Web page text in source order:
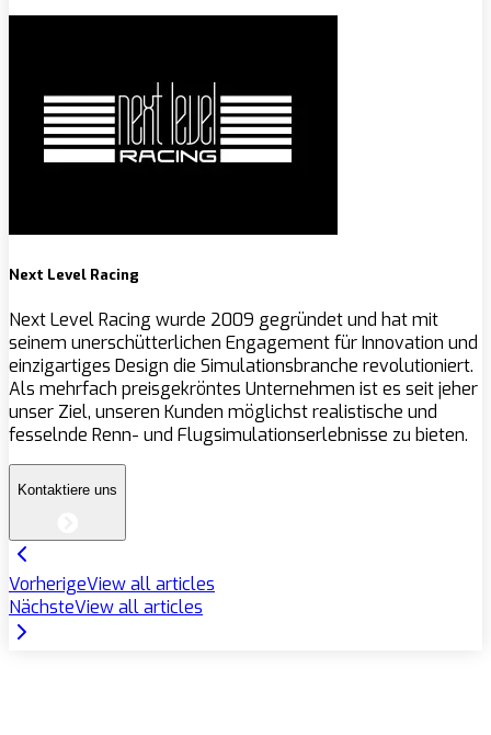
Next Level Racing
Next Level Racing wurde 2009 gegründet und hat mit
seinem unerschütterlichen Engagement für Innovation und
einzigartiges Design die Simulationsbranche revolutioniert.
Als mehrfach preisgekröntes Unternehmen ist es seit jeher
unser Ziel, unseren Kunden möglichst realistische und
fesselnde Renn- und Flugsimulationserlebnisse zu bieten.
Kontaktiere uns
VorherigeView all articles
NächsteView all articles